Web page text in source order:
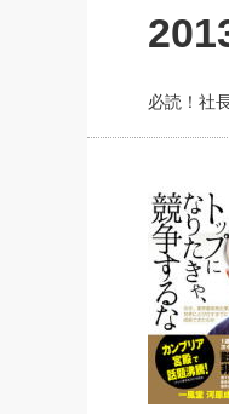
2026.08.7
FOOD & LIFE
強い
日本レ
武器
継続
野田
必読！社